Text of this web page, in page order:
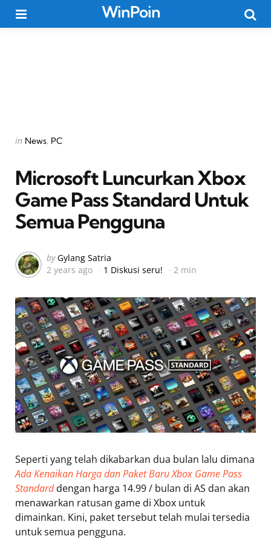
WinPoin
Categories
Posted
in News PC
Microsoft Luncurkan Xbox
Game Pass Standard Untuk
Semua Pengguna
Posted
by
by Gylang Satria
2 years ago
1 Diskusi seru! 2 min
Seperti yang telah dikabarkan dua bulan lalu dimana
Ada Kenaikan Harga dan Paket Baru Xbox Game Pass
Standarddengan harga 14.99 / bulan di AS dan akan
menawarkan ratusan game di Xbox untuk
dimainkan. Kini, paket tersebut telah mulai tersedia
untuk semua pengguna.